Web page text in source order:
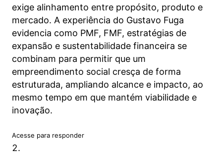
exige alinhamento entre propósito, produto e
mercado. A experiência do Gustavo Fuga
evidencia como PMF, FMF, estratégias de
expansão e sustentabilidade financeira se
combinam para permitir que um
empreendimento social cresça de forma
estruturada, ampliando alcance e impacto, ao
mesmo tempo em que mantém viabilidade e
inovação.
Acesse para responder